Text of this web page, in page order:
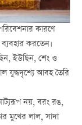
কারণে
ব্যবহার করতেন।
ইউছিন, শেং ও
যুদ্ধদৃশ্যে আবহ তৈরি
নয়, বরং রঙ,
মুখের লাল, সাদা